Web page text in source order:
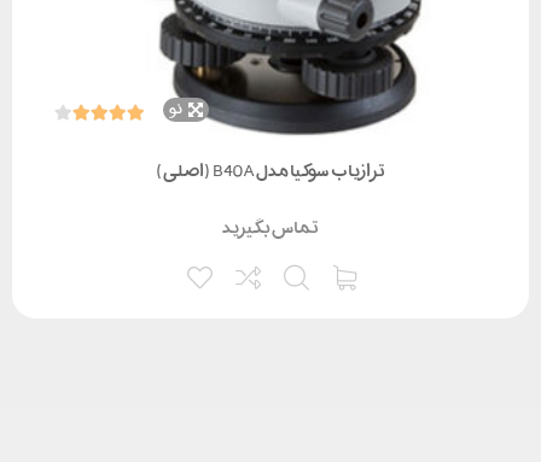
نو
ترازیاب سوکیا مدل B40A (اصلی)
تماس بگیرید